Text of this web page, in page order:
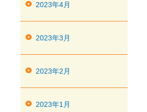
2023年4月
2023年3月
2023年2月
2023年1月